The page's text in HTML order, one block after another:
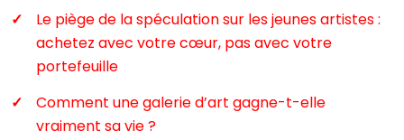
Le piège de la spéculation sur les jeunes artistes :
achetez avec votre cœur, pas avec votre
portefeuille
Comment une galerie d’art gagne-t-elle
vraiment sa vie ?